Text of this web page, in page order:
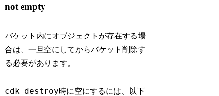
not empty
バケット内にオブジェクトが存在する場
合は、一旦空にしてからバケット削除す
る必要があります。
cdk destroy時に空にするには、以下